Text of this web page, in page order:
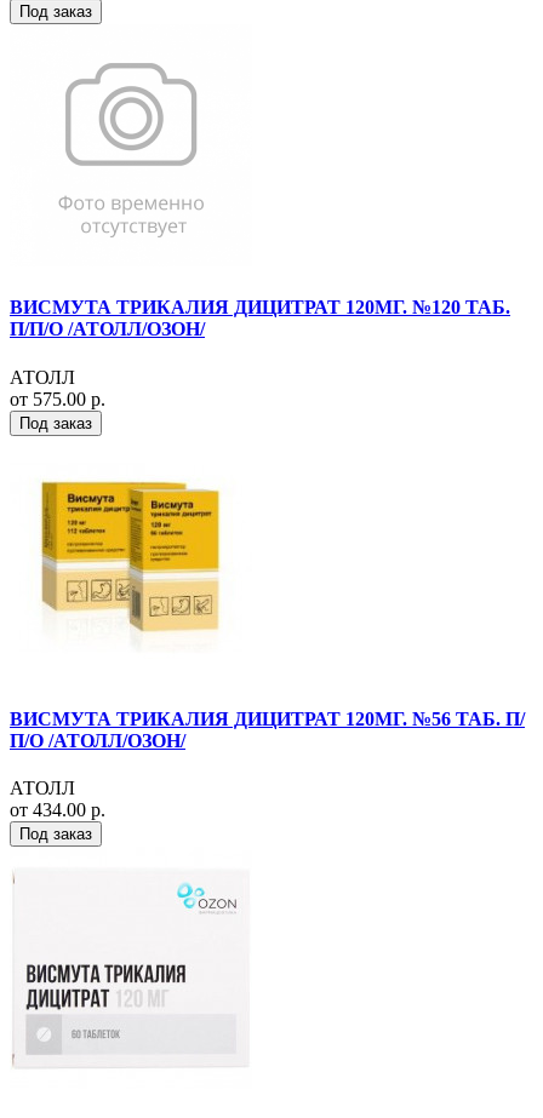
Под заказ
ВИСМУТА ТРИКАЛИЯ ДИЦИТРАТ 120МГ. №120 ТАБ.
П/П/О /АТОЛЛ/ОЗОН/
АТОЛЛ
от 575.00 р.
Под заказ
ВИСМУТА ТРИКАЛИЯ ДИЦИТРАТ 120МГ. №56 ТАБ. П/
П/О /АТОЛЛ/ОЗОН/
АТОЛЛ
от 434.00 р.
Под заказ